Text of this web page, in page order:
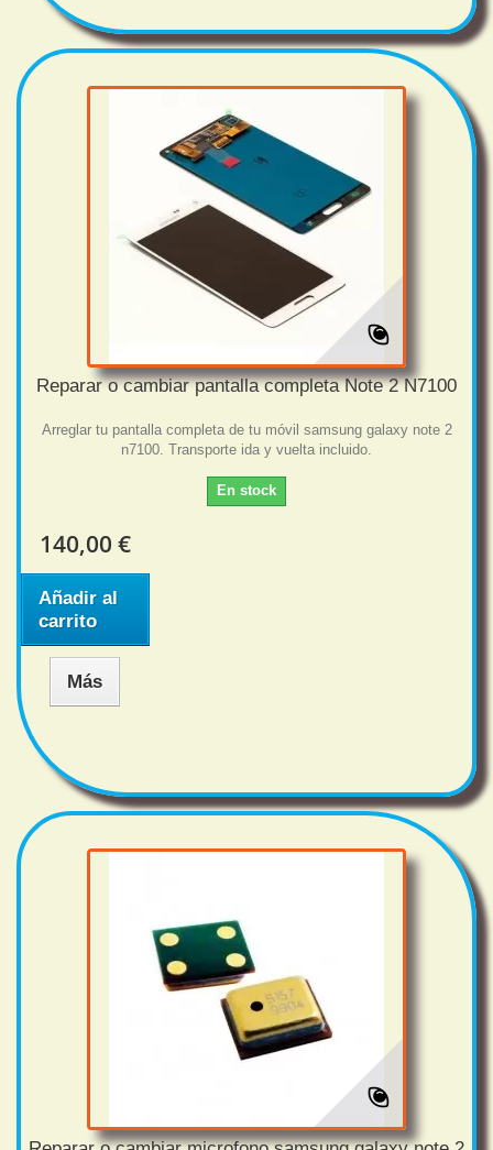
Reparar o cambiar pantalla completa Note 2 N7100
Arreglar tu pantalla completa de tu móvil samsung galaxy note 2
n7100. Transporte ida y vuelta incluido.
En stock
140,00 €
Añadir al
carrito
Más